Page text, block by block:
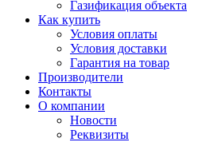
Газификация объекта
Как купить
Условия оплаты
Условия доставки
Гарантия на товар
Производители
Контакты
О компании
Новости
Реквизиты